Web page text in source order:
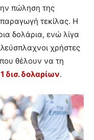
πώληση της
παραγωγή τεκίλας. Η
δολάρια, ενώ λίγα
χρήστες
θέλουν να τη
δισ. δολαρίων.